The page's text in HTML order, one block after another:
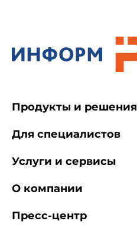
Продукты и решения
Для специалистов
Услуги и сервисы
О компании
Пресс-центр